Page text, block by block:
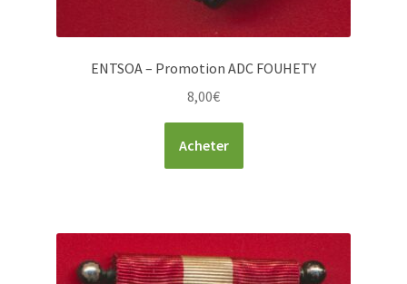
ENTSOA – Promotion ADC FOUHETY
8,00€
Acheter